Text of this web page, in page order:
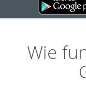
Wie